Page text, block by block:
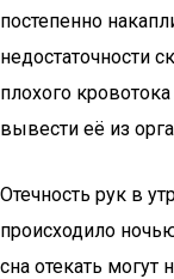
постепенно
недостаточности
плохого
вывести её из
Отечность рук в
происходило
сна отекать могут